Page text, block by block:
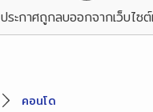
ประกาศถูกลบออกจากเว็บไซ
คอนโด